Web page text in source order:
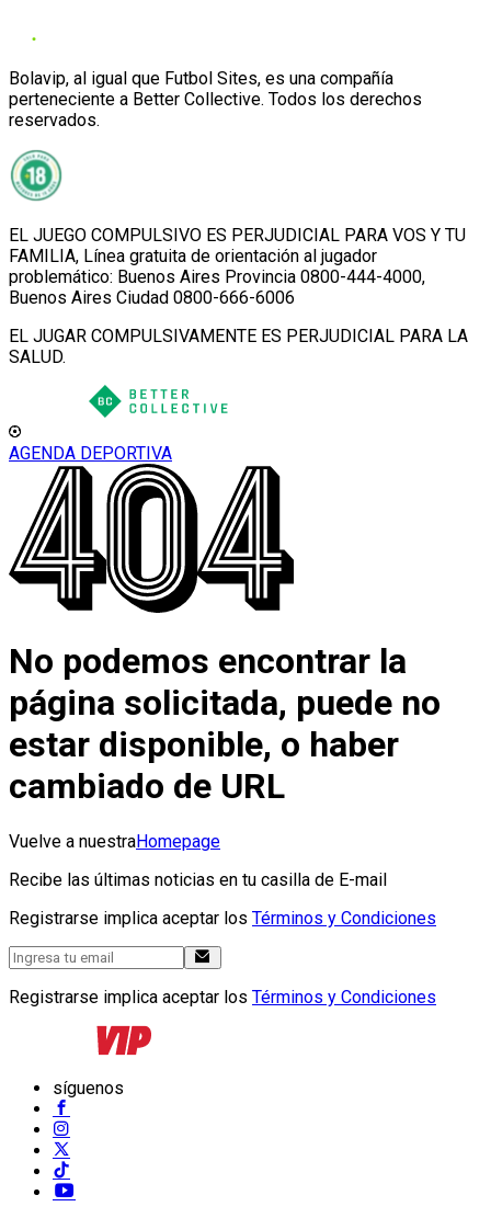
Bolavip, al igual que Futbol Sites, es una compañía
perteneciente a Better Collective. Todos los derechos
reservados.
EL JUEGO COMPULSIVO ES PERJUDICIAL PARA VOS Y TU
FAMILIA, Línea gratuita de orientación al jugador
problemático: Buenos Aires Provincia 0800-444-4000,
Buenos Aires Ciudad 0800-666-6006
EL JUGAR COMPULSIVAMENTE ES PERJUDICIAL PARA LA
SALUD.
AGENDA DEPORTIVA
No podemos encontrar la
página solicitada, puede no
estar disponible, o haber
cambiado de URL
Vuelve a nuestraHomepage
Recibe las últimas noticias en tu casilla de E-mail
Registrarse implica aceptar los Términos y Condiciones
Registrarse implica aceptar los Términos y Condiciones
síguenos